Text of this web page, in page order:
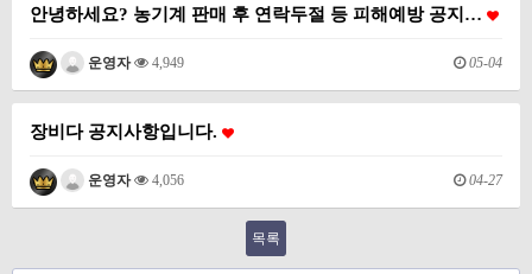
안녕하세요? 농기계 판매 후 연락두절 등 피해예방 공지…
운영자 4,949 05-04
장비다 공지사항입니다.
운영자 4,056 04-27
목록